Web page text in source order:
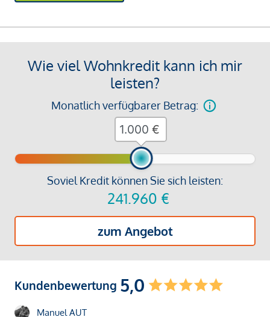
Wie viel Wohnkredit kann ich mir
leisten?
Monatlich verfügbarer Betrag:
Soviel Kredit können Sie sich leisten:
241.960 €
zum Angebot
€
Kundenbewertung 5,0
Manuel AUT